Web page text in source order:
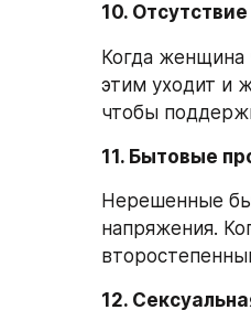
10.
Когда женщина
этим уходит и
чтобы
11. Бытовые
Нерешенные
напряжения.
12.